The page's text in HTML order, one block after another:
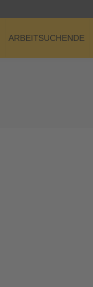
ARBEITSUCHENDE